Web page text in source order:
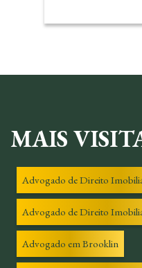
MAIS
Advogado de Direito
Advogado de Direito
Advogado em Brooklin